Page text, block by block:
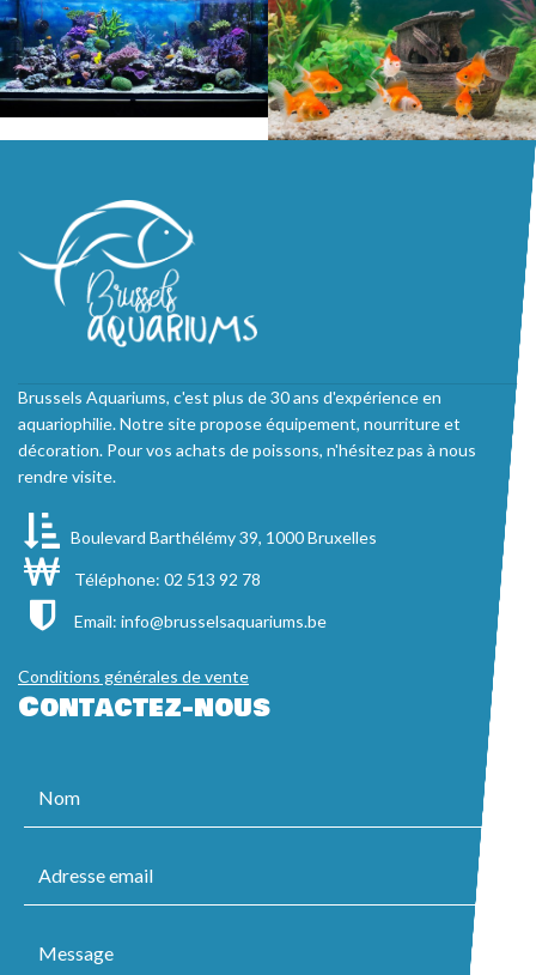
Brussels Aquariums, c'est plus de 30 ans d'expérience en
aquariophilie. Notre site propose équipement, nourriture et
décoration. Pour vos achats de poissons, n'hésitez pas à nous
rendre visite.
Boulevard Barthélémy 39, 1000 Bruxelles
Téléphone: 02 513 92 78
Email: info@brusselsaquariums.be
Conditions générales de vente
Contactez-nous